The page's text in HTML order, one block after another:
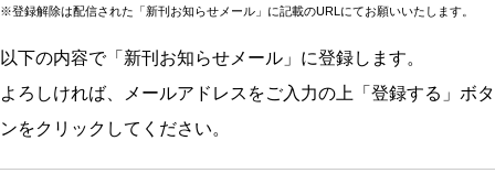
※登録解除は配信された「新刊お知らせメール」に記載のURLにてお願いいたします。
以下の内容で「新刊お知らせメール」に登録します。
よろしければ、メールアドレスをご入力の上「登録する」ボタ
ンをクリックしてください。